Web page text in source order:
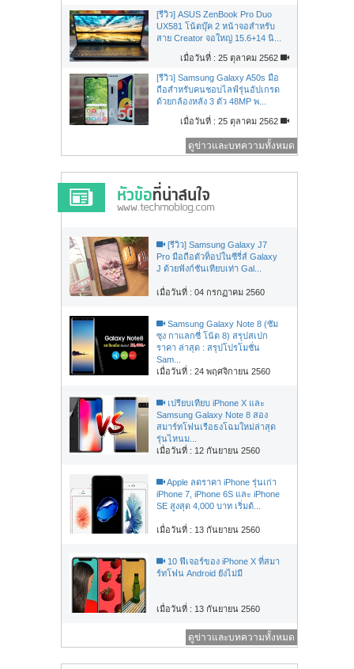
[รีวิว] ASUS ZenBook Pro Duo
UX581 โน้ตบุ๊ค 2 หน้าจอสำหรับ
สาย Creator จอใหญ่ 15.6+14 นิ...
เมื่อวันที่ : 25 ตุลาคม 2562
[รีวิว] Samsung Galaxy A50s มือ
ถือสำหรับคนชอบไลฟ์รุ่นอัปเกรด
ด้วยกล้องหลัง 3 ตัว 48MP พ...
เมื่อวันที่ : 25 ตุลาคม 2562
ดูข่าวและบทความทั้งหมด
[รีวิว] Samsung Galaxy J7
Pro มือถือตัวท็อปในซีรี่ส์ Galaxy
J ด้วยฟังก์ชันเทียบเท่า Gal...
เมื่อวันที่ : 04 กรกฏาคม 2560
Samsung Galaxy Note 8 (ซัม
ซุง กาแลกซี่ โน้ต 8) สรุปสเปก
ราคา ล่าสุด : สรุปโปรโมชั่น
Sam...
เมื่อวันที่ : 24 พฤศจิกายน 2560
เปรียบเทียบ iPhone X และ
Samsung Galaxy Note 8 สอง
สมาร์ทโฟนเรือธงโฉมใหม่ล่าสุด
รุ่นไหนม...
เมื่อวันที่ : 12 กันยายน 2560
Apple ลดราคา iPhone รุ่นเก่า
iPhone 7, iPhone 6S และ iPhone
SE สูงสุด 4,000 บาท เริ่มต้...
เมื่อวันที่ : 13 กันยายน 2560
10 ฟีเจอร์ของ iPhone X ที่สมา
ร์ทโฟน Android ยังไม่มี
เมื่อวันที่ : 13 กันยายน 2560
ดูข่าวและบทความทั้งหมด